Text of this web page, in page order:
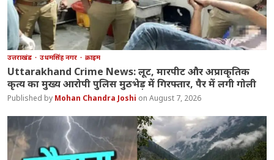
उत्तराखंड उधमसिंह नगर क्राइम
Uttarakhand Crime News: लूट, मारपीट और अप्राकृतिक
कृत्य का मुख्य आरोपी पुलिस मुठभेड़ में गिरफ्तार, पैर में लगी गोली
Mohan Chandra Joshi August 7, 2026